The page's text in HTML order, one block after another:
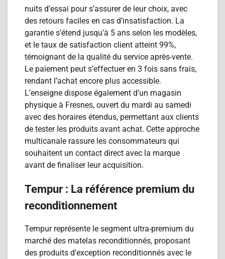
nuits d’essai pour s’assurer de leur choix, avec
des retours faciles en cas d’insatisfaction. La
garantie s’étend jusqu’à 5 ans selon les modèles,
et le taux de satisfaction client atteint 99%,
témoignant de la qualité du service après-vente.
Le paiement peut s’effectuer en 3 fois sans frais,
rendant l’achat encore plus accessible.
L’enseigne dispose également d’un magasin
physique à Fresnes, ouvert du mardi au samedi
avec des horaires étendus, permettant aux clients
de tester les produits avant achat. Cette approche
multicanale rassure les consommateurs qui
souhaitent un contact direct avec la marque
avant de finaliser leur acquisition.
Tempur : La référence premium du
reconditionnement
Tempur représente le segment ultra-premium du
marché des matelas reconditionn​és, proposant
des produits d’exception reconditionnés avec le